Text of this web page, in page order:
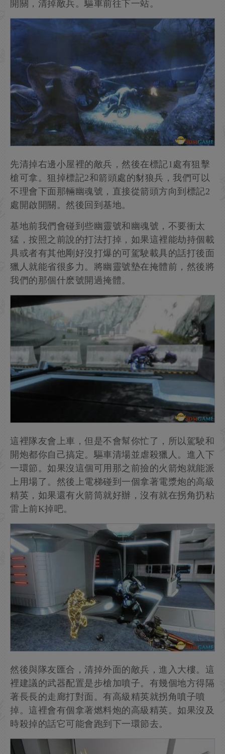
開關，清掉敵兵。驅車前往下一站。
先清掉右邊小屋裡的敵兵，然後在標記1處有狙擊
槍可拿。狙掉標記2和箭頭處的豺狼兵，我們可以
不理會下面那輛幽魂號，直接從箭頭方向到標記2
處開啟開關。然後回到基地。
基地前我們會碰到些幽靈號和幽魂號，不要衝太
猛，按照之前說的打法打掉，如果這裡能劫持個載
具或者有其他剛好沒打爆的可駕駛載具的話打後面
獵人就能省很多力。將幽靈號墊在掩體前，然後將
我們的那個什麽號開過掩體。
這裡隊友會上車，但是不會幫你忙了，所以駕駛和
開炮都你自己搞定。驅車清場並虐殺獵人。進入下
一環節。如果沒這個可用那之前撿的火箭炮就能派
上用場了。然後上電梯碰到一個拿著電漿炮的高級
精英，如果還有火箭筒就好辦，沒有就在拐角扔粘
雷上前K掉吧。
然後與隊友匯合，清掉外面的敵兵，進入大樓。這
裡建議的武器配置是步槍加噴子。有幾個地方得隔
著長長的走廊打對面。有高級精英就拐角噴子噴
掉。這裡會有個拿著燃料炮的高級精英。如果沒及
時殺掉的話它可能會跑到下一環節去。